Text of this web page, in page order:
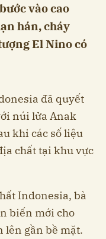
vào cao
hán, cháy
El Nino có
đã quyết
núi lửa Anak
khi các số liệu
chất tại khu vực
Indonesia, bà
biến mới cho
lên gần bề mặt.